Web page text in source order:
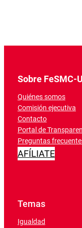
Sobre FeSMC-
Quiénes somos
Comisión ejecutiva
Contacto
Portal de
Preguntas
AFÍLIATE
Temas
Igualdad